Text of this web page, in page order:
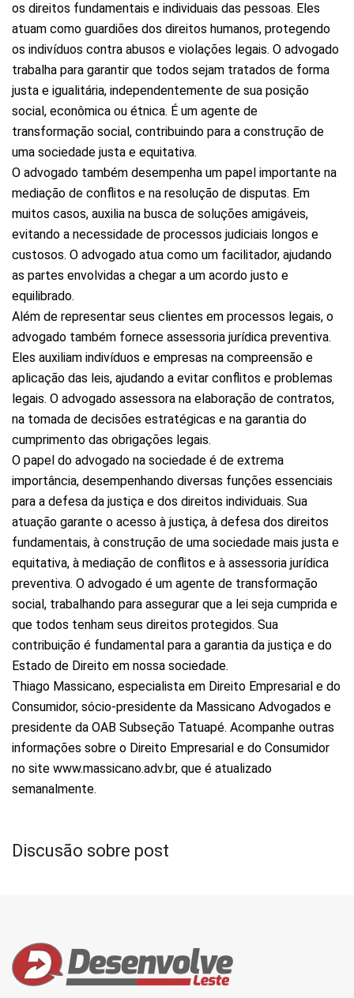
os direitos fundamentais e individuais das pessoas. Eles
atuam como guardiões dos direitos humanos, protegendo
os indivíduos contra abusos e violações legais. O advogado
trabalha para garantir que todos sejam tratados de forma
justa e igualitária, independentemente de sua posição
social, econômica ou étnica. É um agente de
transformação social, contribuindo para a construção de
uma sociedade justa e equitativa.
O advogado também desempenha um papel importante na
mediação de conflitos e na resolução de disputas. Em
muitos casos, auxilia na busca de soluções amigáveis,
evitando a necessidade de processos judiciais longos e
custosos. O advogado atua como um facilitador, ajudando
as partes envolvidas a chegar a um acordo justo e
equilibrado.
Além de representar seus clientes em processos legais, o
advogado também fornece assessoria jurídica preventiva.
Eles auxiliam indivíduos e empresas na compreensão e
aplicação das leis, ajudando a evitar conflitos e problemas
legais. O advogado assessora na elaboração de contratos,
na tomada de decisões estratégicas e na garantia do
cumprimento das obrigações legais.
O papel do advogado na sociedade é de extrema
importância, desempenhando diversas funções essenciais
para a defesa da justiça e dos direitos individuais. Sua
atuação garante o acesso à justiça, à defesa dos direitos
fundamentais, à construção de uma sociedade mais justa e
equitativa, à mediação de conflitos e à assessoria jurídica
preventiva. O advogado é um agente de transformação
social, trabalhando para assegurar que a lei seja cumprida e
que todos tenham seus direitos protegidos. Sua
contribuição é fundamental para a garantia da justiça e do
Estado de Direito em nossa sociedade.
Thiago Massicano, especialista em Direito Empresarial e do
Consumidor, sócio-presidente da Massicano Advogados e
presidente da OAB Subseção Tatuapé. Acompanhe outras
informações sobre o Direito Empresarial e do Consumidor
no site www.massicano.adv.br, que é atualizado
semanalmente.
Discusão sobre post